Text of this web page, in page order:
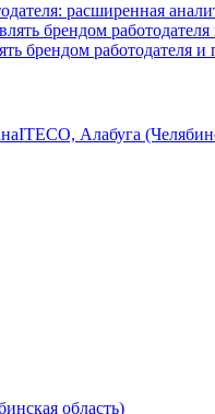
расширенная
брендом работодателя
ITECO, Алабуга
область)